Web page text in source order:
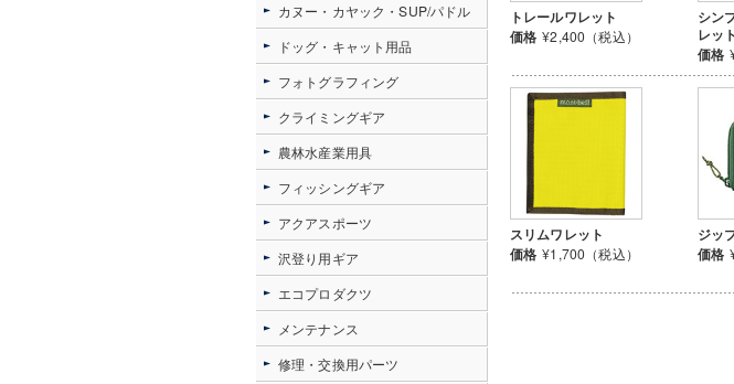
トレールワレット
価格 ¥2,400（税込）
シン
レット
価格
スリムワレット
価格 ¥1,700（税込）
ジッ
価格
カヌー・カヤック・SUP/パドル
ドッグ・キャット用品
フォトグラフィング
クライミングギア
農林水産業用具
フィッシングギア
アクアスポーツ
沢登り用ギア
エコプロダクツ
メンテナンス
修理・交換用パーツ